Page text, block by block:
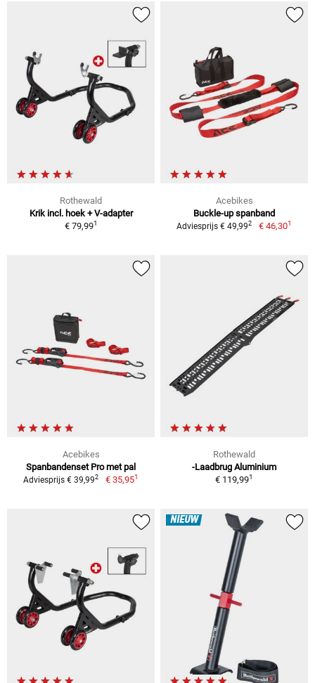
Rothewald
Krik incl. hoek + V-adapter
€ 79,991
Acebikes
Buckle-up spanband
Adviesprijs € 49,992 € 46,301
Acebikes
Spanbandenset Pro met pal
Adviesprijs € 39,992 € 35,951
Rothewald
-Laadbrug Aluminium
€ 119,991
NIEUW